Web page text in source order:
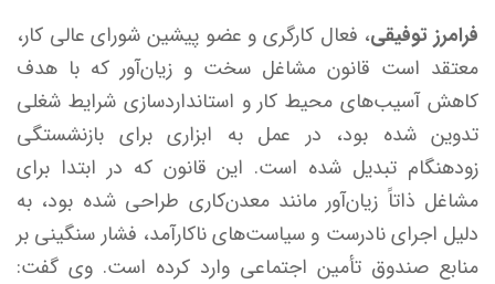
فرامرز توفیقی، فعال کارگری و عضو پیشین شورای عالی کار،
معتقد است قانون مشاغل سخت و زیان‌آور که با هدف
کاهش آسیب‌های محیط کار و استانداردسازی شرایط شغلی
تدوین شده بود، در عمل به ابزاری برای بازنشستگی
زودهنگام تبدیل شده است. این قانون که در ابتدا برای
مشاغل ذاتاً زیان‌آور مانند معدن‌کاری طراحی شده بود، به
دلیل اجرای نادرست و سیاست‌های ناکارآمد، فشار سنگینی بر
منابع صندوق تأمین اجتماعی وارد کرده است. وی گفت: